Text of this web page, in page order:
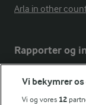
Arla in other
Rapporter og
Årsrapport
FarmAhead™
Vi bekymrer
Vi og vores 12